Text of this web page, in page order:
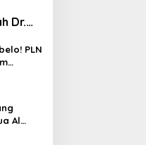
Dr.
PLN
Al